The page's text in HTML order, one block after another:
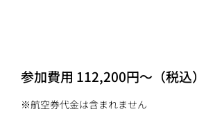
参加費用 112,200円〜（税込）
※航空券代金は含まれません